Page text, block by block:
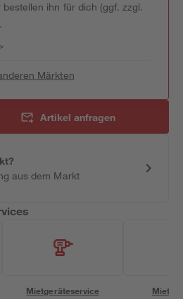
ihn für dich (ggf. zzgl.
Märkten
Artikel anfragen
aus dem Markt
Mietgeräteservice